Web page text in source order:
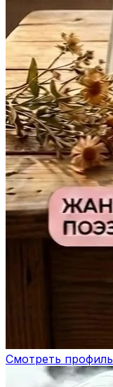
Смотреть профиль